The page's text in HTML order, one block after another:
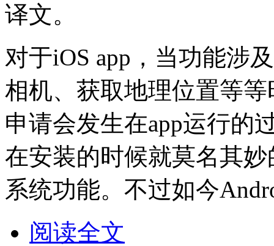
译文。
对于iOS app，当功能涉
相机、获取地理位置等
申请会发生在app运行的
在安装的时候就莫名其
系统功能。不过如今
阅读全文